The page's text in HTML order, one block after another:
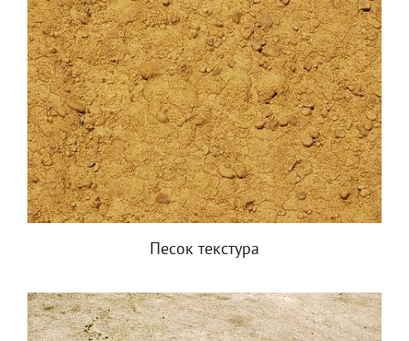
Песок текстура